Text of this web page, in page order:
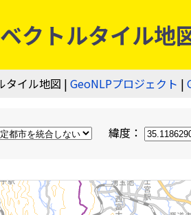
クトルタイル地
タイル地図 | GeoNLPプロジェクト |
緯度：